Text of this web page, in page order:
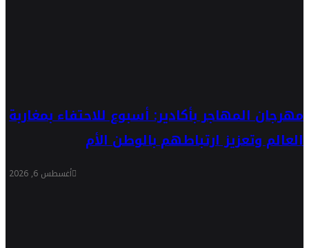
مهرجان المهاجر بأكادير: أسبوع للاحتفاء بمغاربة
العالم وتعزيز ارتباطهم بالوطن الأم
أغسطس 6, 2026